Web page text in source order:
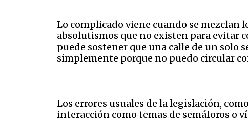
Lo complicado viene cuando se mezclan
absolutismos que no existen para evitar
puede sostener que una calle de un
simplemente porque no puedo circular
Los errores usuales de la legislación,
interacción como temas de semáforos o